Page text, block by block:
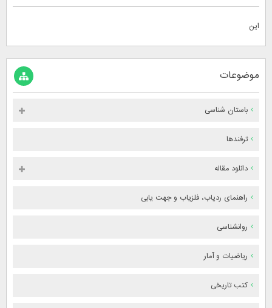
این
موضوعات
باستان شناسی
ترفندها
دانلود مقاله
راهنمای ردیاب، فلزیاب و جهت یابی
روانشناسی
ریاضیات و آمار
کتب تاریخی